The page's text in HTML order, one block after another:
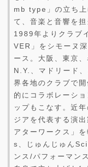
mb type」の立ち上
て、音楽と音響を担
1989年よりクラブ
VER」をシモーヌ
ース。大阪、東京
N.Y.、マドリード
界各地のクラブで
的にコラボレーシ
ップもこなす。近
ジアを代表する演
アターワークス」
s、じゅんじゅん
ンス/パフォーマン